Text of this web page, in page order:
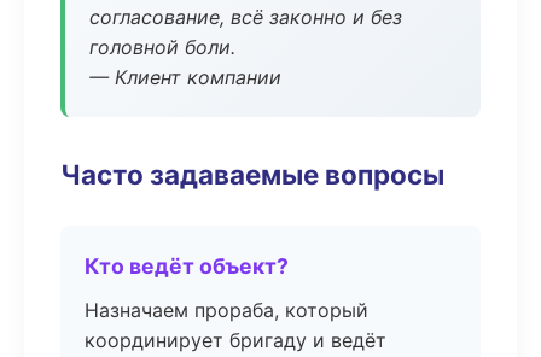
согласование, всё законно и без
головной боли.
— Клиент компании
Часто задаваемые вопросы
Кто ведёт объект?
Назначаем прораба, который
координирует бригаду и ведёт